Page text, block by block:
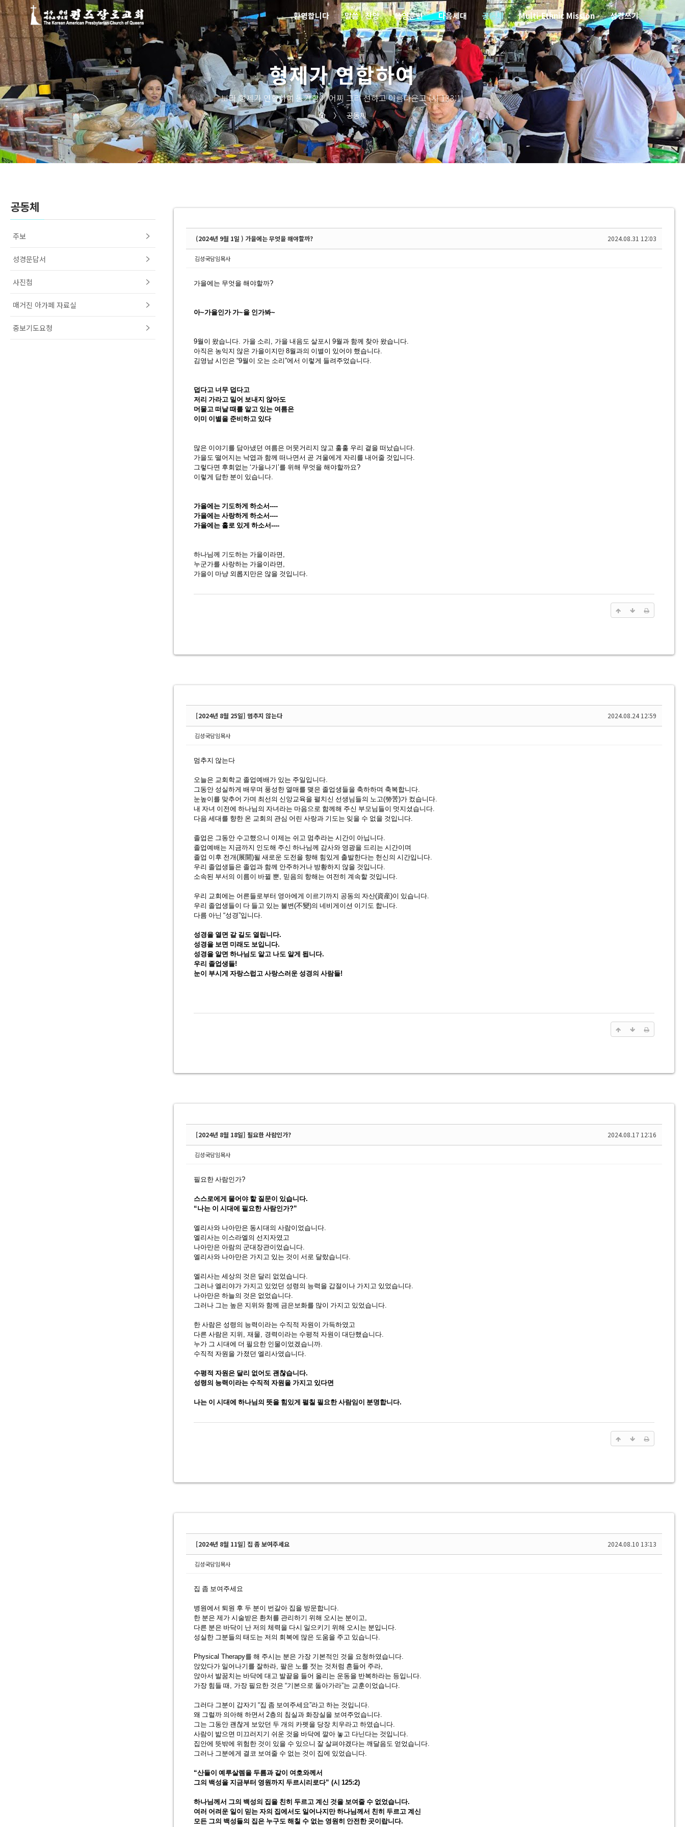
환영합니다 말씀 | 찬양 목양훈련 다음세대 공동체 Multi-Ethnic Mission 성경쓰기
형제가 연합하여
보라 형제가 연합하여 동거함이 어찌 그리 선하고 아름다운고 (시 133:1)
〉 공동체
2024.08.31 12:03
(2024년 9월 1일 ) 가을에는 무엇을 해야할까?
김성국담임목사
가을에는 무엇을 해야할까?
아~가을인가 가~을 인가봐~
9월이 왔습니다. 가을 소리 , 가을 내음도 살포시9월과 함께 찾아 왔습니다.
아직은 농익지 않은 가을이지만8월과의 이별이 있어야 했습니다.
김영남 시인은“9월이 오는 소리”에서 이렇게 들려주었습니다.
덥다고 너무 덥다고
저리 가라고 밀어 보내지 않아도
머물고 떠날 때를 알고 있는 여름은
이미 이별을 준비하고 있다
많은 이야기를 담아냈던 여름은 머뭇거리지 않고 훌훌 우리 곁을 떠났습니다.
가을도 떨어지는 낙엽과 함께 떠나면서 곧 겨울에게 자리를 내어줄 것입니다.
그렇다면 후회없는‘가을나기’를 위해 무엇을 해야할까요?
이렇게 답한 분이 있습니다.
가을에는 기도하게 하소서----
가을에는 사랑하게 하소서----
가을에는 홀로 있게 하소서----
하나님께 기도하는 가을이라면 ,
누군가를 사랑하는 가을이라면 ,
가을이 마냥 외롭지만은 않을 것입니다.
2024.08.24 12:59
[2024년 8월 25일] 멈추지 않는다
김성국담임목사
멈추지 않는다
오늘은 교회학교 졸업예배가 있는 주일입니다.
그동안 성실하게 배우며 풍성한 열매를 맺은 졸업생들을 축하하며 축복합니다.
눈높이를 맞추어 가며 최선의 신앙교육을 펼치신 선생님들의 노고(勞苦)가 컸습니다.
내 자녀 이전에 하나님의 자녀라는 마음으로 함께해 주신 부모님들이 멋지셨습니다.
다음 세대를 향한 온 교회의 관심 어린 사랑과 기도는 잊을 수 없을 것입니다.
졸업은 그동안 수고했으니 이제는 쉬고 멈추라는 시간이 아닙니다.
졸업예배는 지금까지 인도해 주신 하나님께 감사와 영광을 드리는 시간이며
졸업 이후 전개(展開)될 새로운 도전을 향해 힘있게 출발한다는 헌신의 시간입니다.
우리 졸업생들은 졸업과 함께 안주하거나 방황하지 않을 것입니다.
소속된 부서의 이름이 바뀔 뿐, 믿음의 항해는 여전히 계속할 것입니다.
우리 교회에는 어른들로부터 영아에게 이르기까지 공동의 자산(資産)이 있습니다.
우리 졸업생들이 다 들고 있는 불변(不變)의 네비게이션 이기도 합니다.
다름 아닌“성경”입니다.
성경을 열면 갈 길도 열립니다.
성경을 보면 미래도 보입니다.
성경을 알면 하나님도 알고 나도 알게 됩니다.
우리 졸업생들!
눈이 부시게 자랑스럽고 사랑스러운 성경의 사람들!
2024.08.17 12:16
[2024년 8월 18일] 필요한 사람인가?
김성국담임목사
필요한 사람인가?
스스로에게 물어야 할 질문이 있습니다.
“나는 이 시대에 필요한 사람인가?”
엘리사와 나아만은 동시대의 사람이었습니다
엘리사는 이스라엘의 선지자였고
나아만은 아람의 군대장관이었습니다
엘리사와 나아만은 가지고 있는 것이 서로 달랐습니다
엘리사는 세상의 것은 달리 없었습니다
그러나 엘리야가 가지고 있었던 성령의 능력을 갑절이나 가지고 있었습니다
나아만은 하늘의 것은 없었습니다
그러나 그는 높은 지위와 함께 금은보화를 많이 가지고 있었습니다
한 사람은 성령의 능력이라는 수직적 자원이 가득하였고
다른 사람은 지위
,재물 경력이라는 수평적 자원이 대단했습니다
누가 그 시대에 더 필요한 인물이었겠습니까
수직적 자원을 가졌던 엘리사였습니다
수평적 자원은 달리 없어도 괜찮습니다.
성령의 능력이라는 수직적 자원을 가지고 있다면
나는 이 시대에 하나님의 뜻을 힘있게 펼칠 필요한 사람임이 분명합니다.
2024.08.10 13:13
[2024년 8월 11일] 집 좀 보여주세요
김성국담임목사
집 좀 보여주세요
병원에서 퇴원 후 두 분이 번갈아 집을 방문합니다
한 분은 제가 시술받은 환처를 관리하기 위해 오시는 분이고
다른 분은 바닥이 난 저의 체력을 다시 일으키기 위해 오시는 분입니다
성실한 그분들의 태도는 저의 회복에 많은 도움을 주고 있습니다
Physical Therapy를 해 주시는 분은 가장 기본적인 것을 요청하였습니다
앉았다가 일어나기를 잘하라 ,팔은 노를 젓는 것처럼 흔들어 주라
앉아서 발꿈치는 바닥에 대고 발끝을 들어 올리는 운동을 반복하라는 등입니다
가장 힘들 때
가장 필요한 것은“기본으로 돌아가라”는 교훈이었습니다
그러다 그분이 갑자기“집 좀 보여주세요”라고 하는 것입니다
왜 그럴까 의아해 하면서 2층의 침실과 화장실을 보여주었습니다
그는 그동안 괜찮게 보았던 두 개의 카펫을 당장 치우라고 하였습니다
사람이 밟으면 미끄러지기 쉬운 것을 바닥에 깔아 놓고 다닌다는 것입니다
집안에 뜻밖에 위험한 것이 있을 수 있으니 잘 살펴야겠다는 깨달음도 얻었습니다
그러나 그분에게 결코 보여줄 수 없는 것이 집에 있었습니다
“산들이 예루살렘을 두름과 같이 여호와께서
그의 백성을 지금부터 영원까지 두르시리로다” (시125:2)
하나님께서 그의 백성의 집을 친히 두르고 계신 것을 보여줄 수 없었습니다.
여러 어려운 일이 믿는 자의 집에서도 일어나지만 하나님께서 친히 두르고 계신
모든 그의 백성들의 집은 누구도 해칠 수 없는 영원히 안전한 곳이랍니다.
공동체
주보
성경문답서
사진첩
매거진 아가페 자료실
중보기도요청